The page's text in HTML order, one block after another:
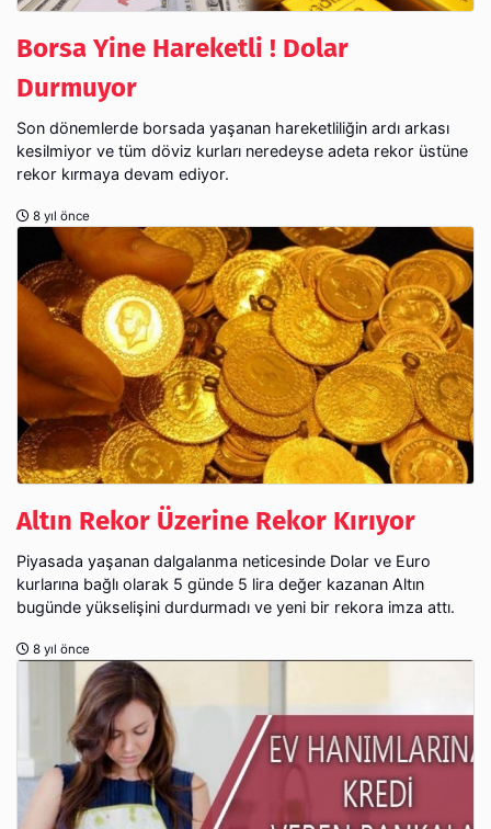
Borsa Yine Hareketli ! Dolar
Durmuyor
Son dönemlerde borsada yaşanan hareketliliğin ardı arkası
kesilmiyor ve tüm döviz kurları neredeyse adeta rekor üstüne
rekor kırmaya devam ediyor.
8 yıl önce
Altın Rekor Üzerine Rekor Kırıyor
Piyasada yaşanan dalgalanma neticesinde Dolar ve Euro
kurlarına bağlı olarak 5 günde 5 lira değer kazanan Altın
bugünde yükselişini durdurmadı ve yeni bir rekora imza attı.
8 yıl önce